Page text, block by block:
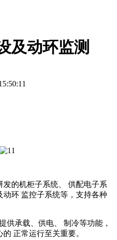
及动环监测
的机柜子系统、 供配电子系
环 监控子系统等，支持各种
供承载、供电、 制冷等功能，
正常运行至关重要。